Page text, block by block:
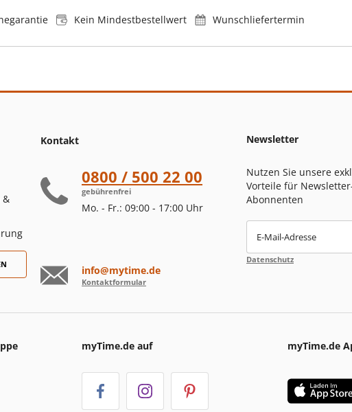
Kein Mindestbestellwert Wunschliefertermin
&
Kontakt
0800 / 500 22 00
gebührenfrei
Mo. - Fr.: 09:00 - 17:00 Uhr
info@mytime.de
Kontaktformular
Newsletter
Nutzen Sie unsere
Vorteile für
Abonnenten
E-Mail-Adresse
Datenschutz
myTime.de auf myTime.de